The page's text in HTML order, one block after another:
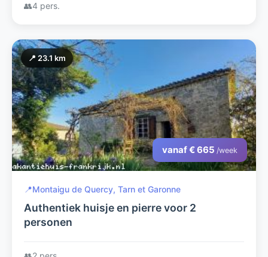
👥4 pers.
📍 23.1 km
vanaf € 665 /week
📍Montaigu de Quercy, Tarn et Garonne
Authentiek huisje en pierre voor 2
personen